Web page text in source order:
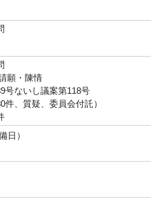
願・陳情
号ないし議案第118号
件、質疑、委員会付託）
日）